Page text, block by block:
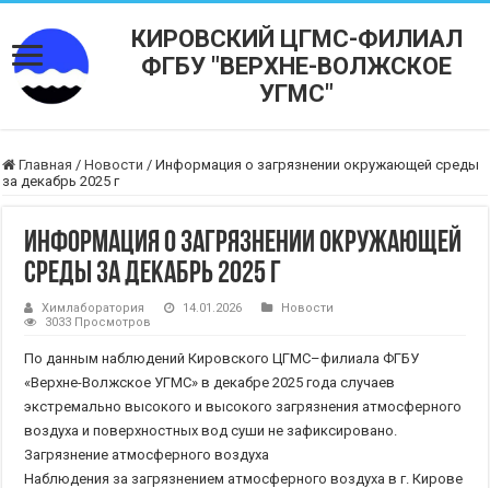
КИРОВСКИЙ ЦГМС-ФИЛИАЛ
ФГБУ "ВЕРХНЕ-ВОЛЖСКОЕ
УГМС"
Главная / Новости / Информация о загрязнении окружающей среды
за декабрь 2025 г
Информация о загрязнении окружающей
среды за декабрь 2025 г
Химлаборатория 14.01.2026
Новости
3033 Просмотров
По данным наблюдений Кировского ЦГМС–филиала ФГБУ
«Верхне-Волжское УГМС» в декабре 2025 года случаев
экстремально высокого и высокого загрязнения атмосферного
воздуха и поверхностных вод суши не зафиксировано.
Загрязнение атмосферного воздуха
Наблюдения за загрязнением атмосферного воздуха в г. Кирове